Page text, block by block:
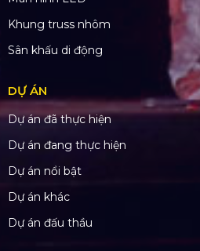
Khung truss nhôm
Sân khấu di động
DỰ ÁN
Dự án đã thực hiện
Dự án đang thực hiện
Dự án nổi bật
Dự án khác
Dự án đấu thầu